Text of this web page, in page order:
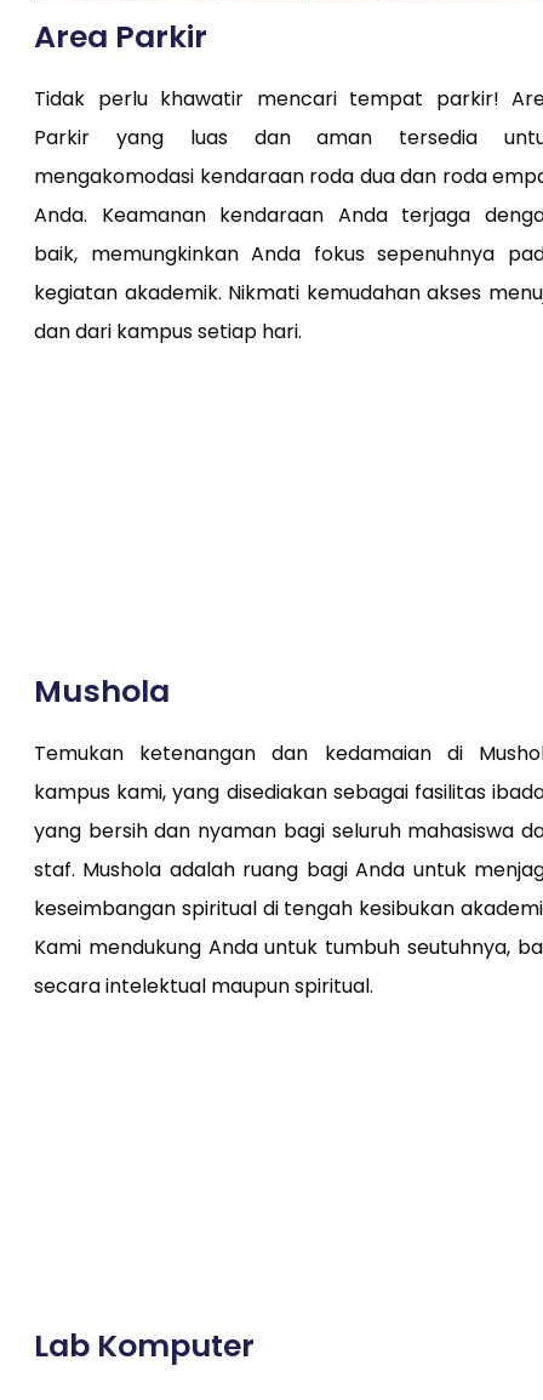
Area Parkir
Tidak perlu khawatir mencari tempat parkir!
Parkir yang luas dan aman tersedia
mengakomodasi kendaraan roda dua dan roda
Anda. Keamanan kendaraan Anda terjaga
baik, memungkinkan Anda fokus sepenuhnya
kegiatan akademik. Nikmati kemudahan akses
dan dari kampus setiap hari.
Mushola
Temukan ketenangan dan kedamaian di
kampus kami, yang disediakan sebagai fasilitas
yang bersih dan nyaman bagi seluruh mahasiswa
staf. Mushola adalah ruang bagi Anda untuk
keseimbangan spiritual di tengah kesibukan
Kami mendukung Anda untuk tumbuh seutuhnya,
secara intelektual maupun spiritual.
Lab Komputer